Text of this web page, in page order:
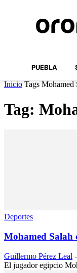
PUEBLA
Inicio Tags Mohamed
Tag:
Deportes
Mohamed Salah
Guillermo Pérez Leal -
El jugador egipcio